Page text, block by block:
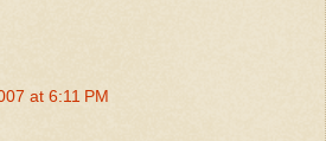
at 6:11 PM